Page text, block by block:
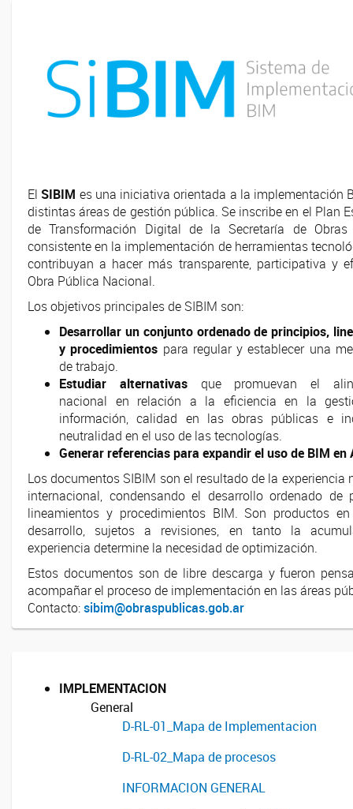
El SIBIM es una iniciativa orientada a la implementación
distintas áreas de gestión pública. Se inscribe en el Plan
de Transformación Digital de la Secretaría de Obras
consistente en la implementación de herramientas
contribuyan a hacer más transparente, participativa y
Obra Pública Nacional.
Los objetivos principales de SIBIM son:
Desarrollar un conjunto ordenado de principios,
y procedimientos para regular y establecer una
de trabajo.
Estudiar alternativasque promuevan el
nacional en relación a la eficiencia en la
información, calidad en las obras públicas e
neutralidad en el uso de las tecnologías.
Generar referencias para expandir el uso de BIM en
Los documentos SIBIM son el resultado de la experiencia
internacional, condensando el desarrollo ordenado de
lineamientos y procedimientos BIM. Son productos
desarrollo, sujetos a revisiones, en tanto la
experiencia determine la necesidad de optimización.
Estos documentos son de libre descarga y fueron
acompañar el proceso de implementación en las áreas
Contacto:sibim@obraspublicas.gob.ar
IMPLEMENTACION
General
D-RL-01_Mapa de Implementacion
D-RL-02_Mapa de procesos
INFORMACION GENERAL